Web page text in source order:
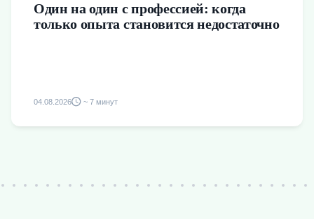
Один на один с профессией: когда
только опыта становится недостаточно
04.08.2026 ~ 7 минут